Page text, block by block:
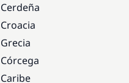
Cerdeña
Croacia
Grecia
Córcega
Caribe